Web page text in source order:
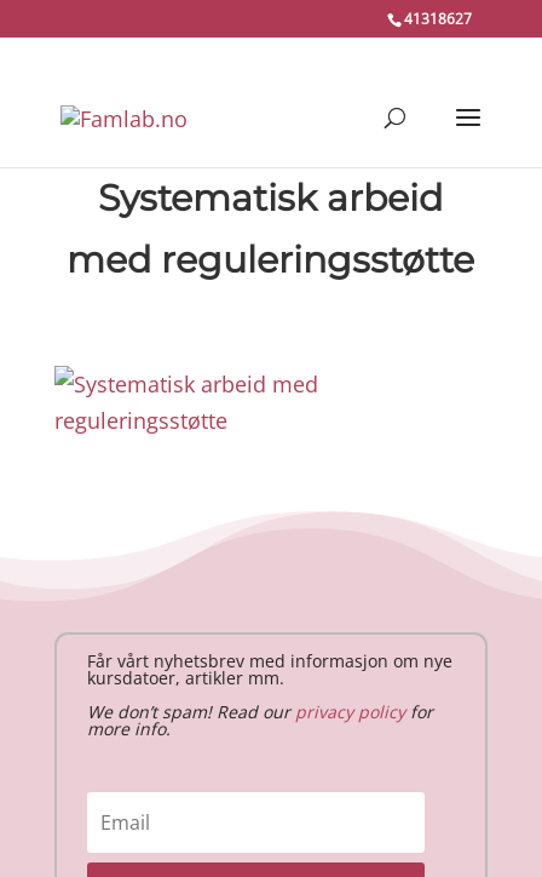
41318627
Systematisk arbeid
med reguleringsstøtte
Får vårt nyhetsbrev med informasjon om nye
kursdatoer, artikler mm.
We don’t spam! Read ourprivacy policyfor
more info.